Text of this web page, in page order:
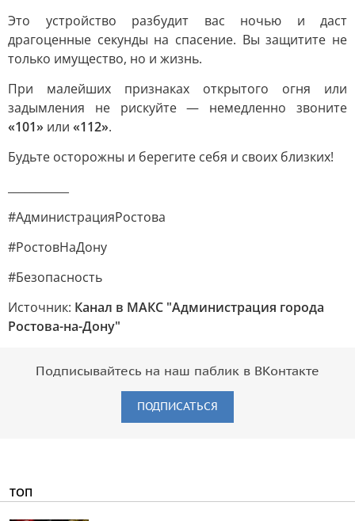
Это устройство разбудит вас ночью и даст
драгоценные секунды на спасение. Вы защитите не
только имущество, но и жизнь.
При малейших признаках открытого огня или
задымления не рискуйте — немедленно звоните
«101» или «112».
Будьте осторожны и берегите себя и своих близких!
#АдминистрацияРостова
#РостовНаДону
#Безопасность
Источник: Канал в МАКС "Администрация города
Ростова-на-Дону"
Подписывайтесь на наш паблик в ВКонтакте
ПОДПИСАТЬСЯ
ТОП